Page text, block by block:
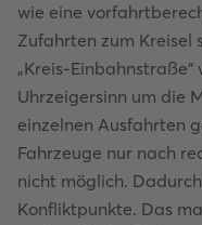
wie eine
Zufahrten zum Kreisel
„Kreis-
Uhrzeigersinn um die
einzelnen Ausfahrten
Fahrzeuge nur nach
nicht möglich.
Konfliktpunkte. Das